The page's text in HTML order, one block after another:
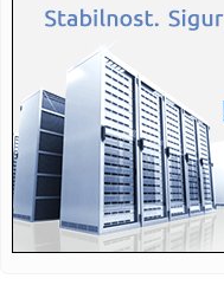
23:01:CRN DAN ZA
košarka...
22:56:Pobeda
godine p...
22:50:UN pozvao na
Libana i I...
22:48:Košarkaši